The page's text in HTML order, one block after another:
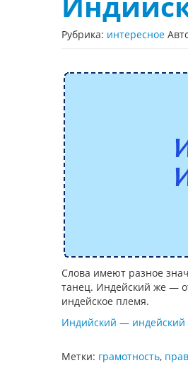
Рубрика: интересное
Слова имеют разное
танец. Индейский же —
индейское племя.
Индийский — индейский
Метки: грамотность,